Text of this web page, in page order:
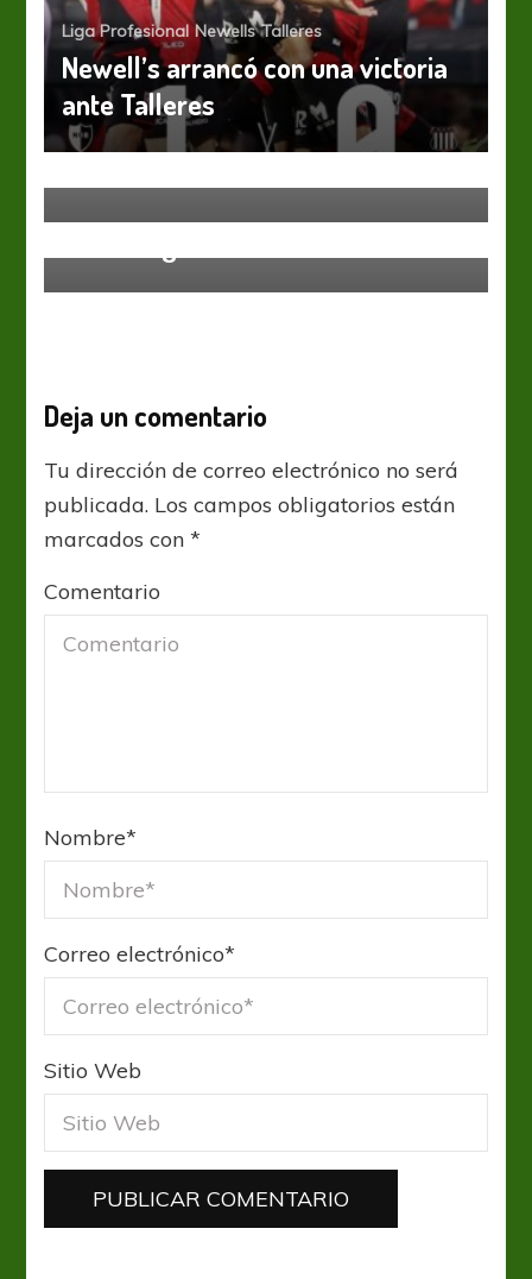
Liga Profesional Newells Talleres
Newell’s arrancó con una victoria
ante Talleres
Liga Profesional Newells
Deja un comentario
Tu dirección de correo electrónico no será
publicada. Los campos obligatorios están
marcados con*
Comentario
Nombre*
Correo electrónico*
Sitio Web